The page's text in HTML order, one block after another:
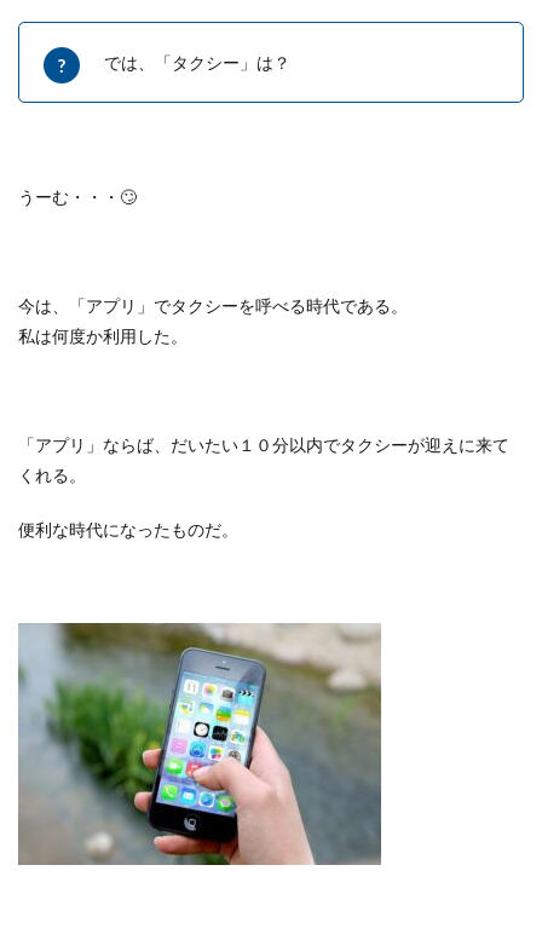
では、「タクシー」は？
うーむ・・・ 🙄
今は、「アプリ」でタクシーを呼べる時代である。
私は何度か利用した。
「アプリ」ならば、だいたい１０分以内でタクシーが迎えに来て
くれる。
便利な時代になったものだ。